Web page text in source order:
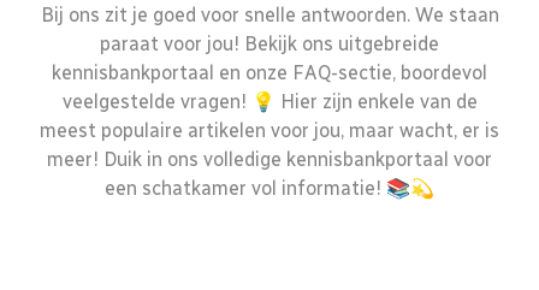
Bij ons zit je goed voor snelle antwoorden. We staan
paraat voor jou! Bekijk ons uitgebreide
kennisbankportaal en onze FAQ-sectie, boordevol
veelgestelde vragen! 💡 Hier zijn enkele van de
meest populaire artikelen voor jou, maar wacht, er is
meer! Duik in ons volledige kennisbankportaal voor
een schatkamer vol informatie! 📚💫